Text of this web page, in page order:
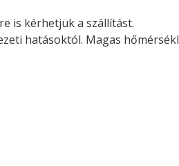
is kérhetjük a szállítást.
hatásoktól. Magas